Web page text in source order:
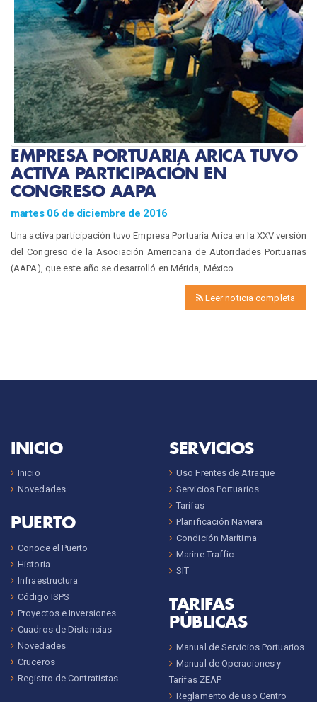
EMPRESA PORTUARIA ARICA TUVO
ACTIVA PARTICIPACIÓN EN
CONGRESO AAPA
martes 06 de diciembre de 2016
Una activa participación tuvo Empresa Portuaria Arica en la XXV versión
del Congreso de la Asociación Americana de Autoridades Portuarias
(AAPA), que este año se desarrolló en Mérida, México.
Leer noticia completa
INICIO
Inicio
Novedades
PUERTO
Conoce el Puerto
Historia
Infraestructura
Código ISPS
Proyectos e Inversiones
Cuadros de Distancias
Novedades
Cruceros
Registro de Contratistas
SERVICIOS
Uso Frentes de Atraque
Servicios Portuarios
Tarifas
Planificación Naviera
Condición Marítima
Marine Traffic
SIT
TARIFAS
PÚBLICAS
Manual de Servicios Portuarios
Manual de Operaciones y
Tarifas ZEAP
Reglamento de uso Centro